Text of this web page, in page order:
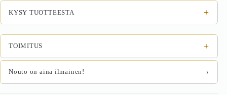
MONOLITH
määrä
KYSY TUOTTEESTA +
TOIMITUS +
Nouto on aina ilmainen! ›